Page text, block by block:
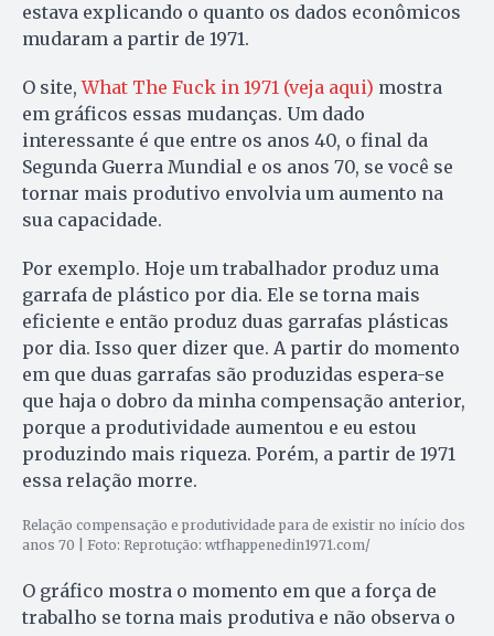
estava explicando o quanto os dados econômicos
mudaram a partir de 1971.
O site,What The Fuck in 1971 (veja aqui) mostra
em gráficos essas mudanças. Um dado
interessante é que entre os anos 40, o final da
Segunda Guerra Mundial e os anos 70, se você se
tornar mais produtivo envolvia um aumento na
sua capacidade.
Por exemplo. Hoje um trabalhador produz uma
garrafa de plástico por dia. Ele se torna mais
eficiente e então produz duas garrafas plásticas
por dia. Isso quer dizer que. A partir do momento
em que duas garrafas são produzidas espera-se
que haja o dobro da minha compensação anterior,
porque a produtividade aumentou e eu estou
produzindo mais riqueza. Porém, a partir de 1971
essa relação morre.
Relação compensação e produtividade para de existir no início dos
anos 70 | Foto: Reprotução: wtfhappenedin1971.com/
O gráfico mostra o momento em que a força de
trabalho se torna mais produtiva e não observa o